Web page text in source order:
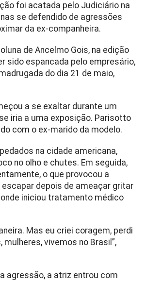
foi acatada pelo Judiciário na
se defendido de agressões
da ex-companheira.
de Ancelmo Gois, na edição
sido espancada pelo empresário,
do dia 21 de maio,
a se exaltar durante um
iria a uma exposição. Parisotto
com o ex-marido da modelo.
na cidade americana,
no olho e chutes. Em seguida,
o que provocou a
depois de ameaçar gritar
iniciou tratamento médico
Mas eu criei coragem, perdi
vivemos no Brasil”,
agressão, a atriz entrou com